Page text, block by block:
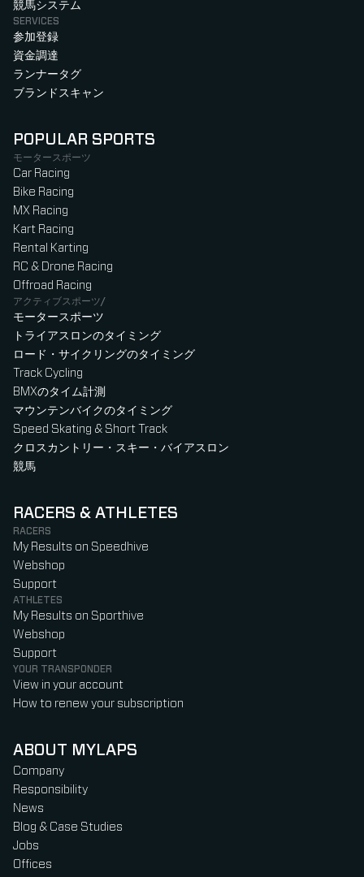
競馬システム
SERVICES
参加登録
資金調達
ランナータグ
ブランドスキャン
POPULAR SPORTS
モータースポーツ
Car Racing
Bike Racing
MX Racing
Kart Racing
Rental Karting
RC & Drone Racing
Offroad Racing
アクティブスポーツ/
モータースポーツ
トライアスロンのタイミング
ロード・サイクリングのタイミング
Track Cycling
BMXのタイム計測
マウンテンバイクのタイミング
Speed Skating & Short Track
クロスカントリー・スキー・バイアスロン
競馬
RACERS & ATHLETES
RACERS
My Results on Speedhive
Webshop
Support
ATHLETES
My Results on Sporthive
Webshop
Support
YOUR TRANSPONDER
View in your account
How to renew your subscription
ABOUT MYLAPS
Company
Responsibility
News
Blog & Case Studies
Jobs
Offices